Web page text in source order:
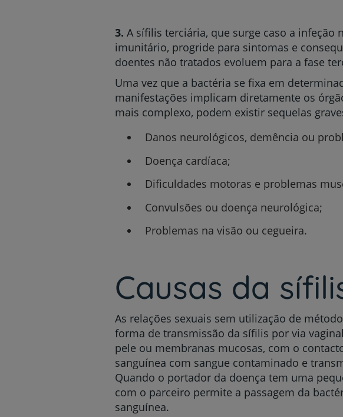
Plano
My CUF
Clientes
CUF
Para
3. A sífilis terciária, que surge caso a
imunitário, progride para sintomas e
doentes não tratados evoluem para a fase
Uma vez que a bactéria se fixa em
manifestações implicam diretamente os
mais complexo, podem existir sequelas
Danos neurológicos, demência ou
Doença cardíaca;
Dificuldades motoras e problemas
Convulsões ou doença neurológica;
Problemas na visão ou cegueira.
Causas da
As relações sexuais sem utilização de
forma de transmissão da sífilis por via
pele ou membranas mucosas, com o
sanguínea com sangue contaminado e
Quando o portador da doença tem uma
com o parceiro permite a passagem da
sanguínea.